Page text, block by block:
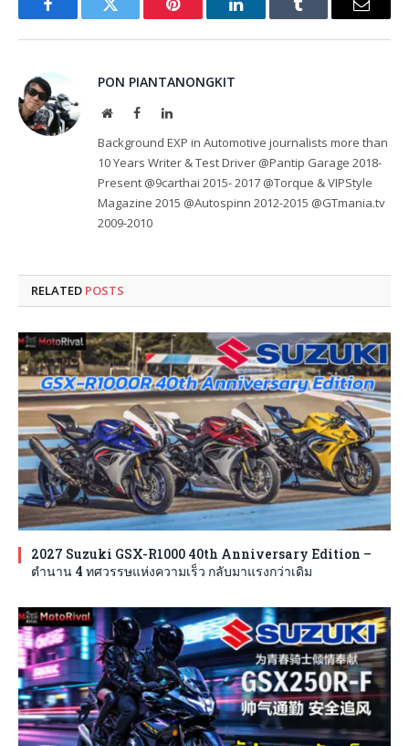
FacebookTwitter Pinterest LinkedInTumblr Email
PON PIANTANONGKIT
WebsiteFacebookLinkedIn
Background EXP in Automotive journalists more than
10 Years Writer & Test Driver @Pantip Garage 2018-
Present @9carthai 2015- 2017 @Torque & VIPStyle
Magazine 2015 @Autospinn 2012-2015 @GTmania.tv
2009-2010
RELATED POSTS
2027 Suzuki GSX-R1000 40th Anniversary Edition –
ตำนาน 4 ทศวรรษแห่งความเร็ว กลับมาแรงกว่าเดิม